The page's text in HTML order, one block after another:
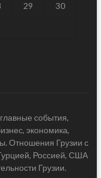
29 30
события,
экономика,
Отношения Грузии с
Россией, США
Грузии.